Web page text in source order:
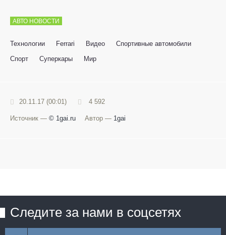
АВТО НОВОСТИ
Технологии Ferrari Видео
Спортивные автомобили
Спорт
Суперкары Мир
20.11.17 (00:01) 4 592
Источник — © 1gai.ru Автор — 1gai
Следите за нами в соцсетях